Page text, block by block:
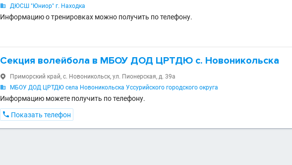
 ДЮСШ "Юниор" г. Находка
Информацию о тренировках можно получить по телефону.
Секция волейбола в МБОУ ДОД ЦРТДЮ с. Новоникольска
 Приморский край, с. Новоникольск, ул. Пионерская, д. 39а
 МБОУ ДОД ЦРТДЮ села Новоникольска Уссурийского городского округа
Информацию можете получить по телефону.
 Показать телефон